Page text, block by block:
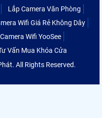
Lắp Camera Văn Phòng
Wifi Giá Rẻ Không Dây
Wifi YooSee
Vấn Mua Khóa Cửa
All Rights Reserved.